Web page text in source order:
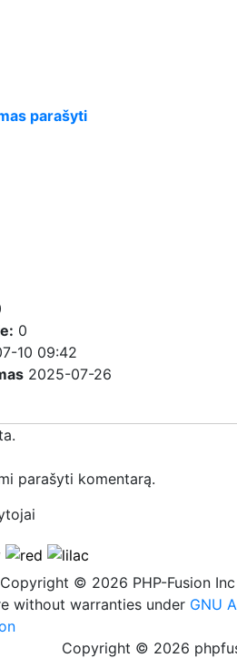
parašyti
0
10 09:42
2025-07-26
parašyti komentarą.
Copyright © 2026 PHP-Fusion Inc
without warranties under GNU
Copyright © 2026